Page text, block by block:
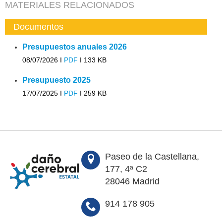
MATERIALES RELACIONADOS
Documentos
Presupuestos anuales 2026
08/07/2026 I PDF I 133 KB
Presupuesto 2025
17/07/2025 I PDF I 259 KB
Paseo de la Castellana,
177, 4ª C2
28046 Madrid
914 178 905